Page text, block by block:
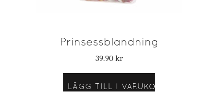
LÄGG TILL I VARUKORG
Prinsessblandning
39.90 kr